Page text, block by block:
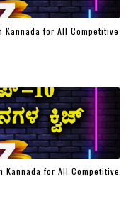
for All Competitive
for All Competitive